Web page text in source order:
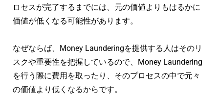
ロセスが完了するまでには、元の価値よりもはるかに
価値が低くなる可能性があります。
なぜならば、Money Launderingを提供する人はそのリ
スクや重要性を把握しているので、Money Laundering
を行う際に費用を取ったり、そのプロセスの中で元々
の価値より低くなるからです。